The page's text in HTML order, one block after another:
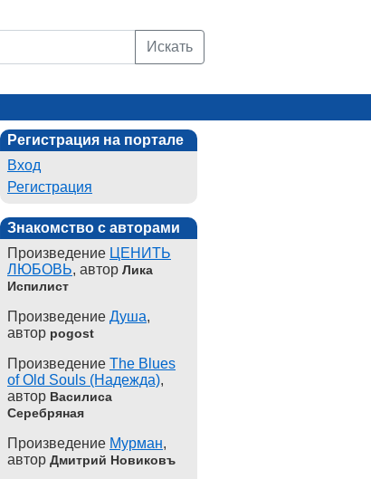
Искать
Регистрация на портале
Вход
Регистрация
Знакомство с авторами
Произведение ЦЕНИТЬ
ЛЮБОВЬ, автор Лика
Испилист
Произведение Душа,
автор pogost
Произведение The Blues
of Old Souls (Надежда),
автор Василиса
Серебряная
Произведение Мурман,
автор Дмитрий Новиковъ